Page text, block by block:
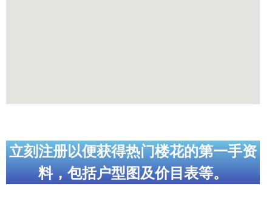
立刻注册以便获得热门楼花的第一手资
料，包括户型图及价目表等。